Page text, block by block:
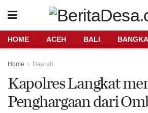
HOME ACEH BALI
Home Daerah
Kapolres Langkat
Penghargaan dari